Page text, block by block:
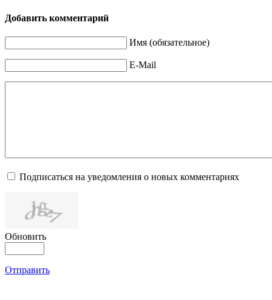
Добавить комментарий
Имя (обязательное)
E-Mail
Подписаться на уведомления о новых комментариях
Обновить
Отправить